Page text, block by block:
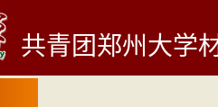
共青团郑州大学